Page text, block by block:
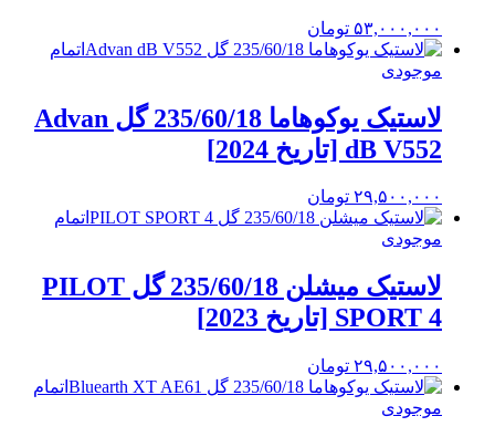
۵۳,۰۰۰,۰۰۰ تومان
اتمام
موجودی
لاستیک یوکوهاما 235/60/18 گل Advan
dB V552 [تاریخ 2024]
۲۹,۵۰۰,۰۰۰ تومان
اتمام
موجودی
لاستیک میشلن 235/60/18 گل PILOT
SPORT 4 [تاریخ 2023]
۲۹,۵۰۰,۰۰۰ تومان
اتمام
موجودی